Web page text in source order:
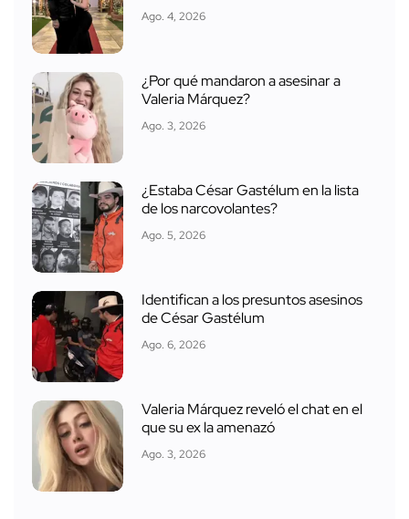
Ago. 4, 2026
¿Por qué mandaron a asesinar a
Valeria Márquez?
Ago. 3, 2026
¿Estaba César Gastélum en la lista
de los narcovolantes?
Ago. 5, 2026
Identifican a los presuntos asesinos
de César Gastélum
Ago. 6, 2026
Valeria Márquez reveló el chat en el
que su ex la amenazó
Ago. 3, 2026